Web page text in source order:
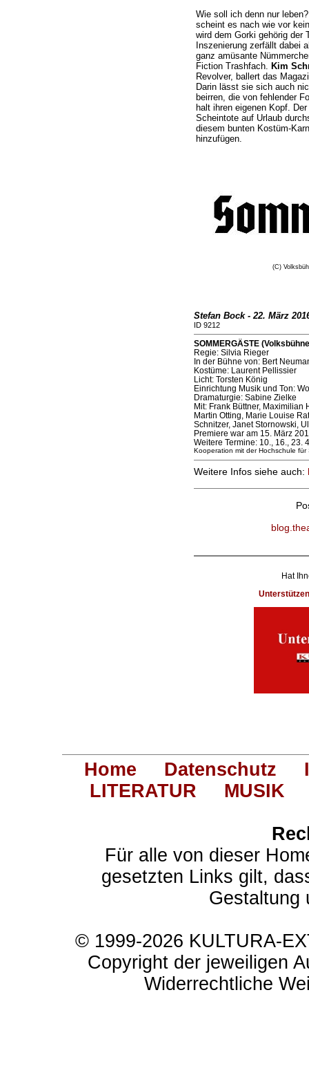
Wie soll ich denn nur
scheint es nach wie vor
wird dem Gorki gehörig der
Inszenierung zerfällt dabei
ganz amüsante
Fiction Trashfach. Kim
Revolver, ballert das
Darin lässt sie sich auch
beirren, die von fehlender
halt ihren eigenen Kopf.
Scheintote auf Urlaub
diesem bunten Kostüm-
hinzufügen.
(C)
Stefan Bock - 22. März
ID 9212
SOMMERGÄSTE
Regie: Silvia Rieger
In der Bühne von: Bert
Kostüme: Laurent Pellissier
Licht: Torsten König
Einrichtung Musik und Ton:
Dramaturgie: Sabine Zielke
Mit: Frank Büttner,
Martin Otting, Marie Louise
Schnitzer, Janet Stornowski,
Premiere war am 15. März
Weitere Termine: 10., 16., 23.
Kooperation mit der Hochschule
Weitere Infos siehe auch:
Hat
Home Datenschutz
LITERATUR
MUSIK
Für alle von dieser
gesetzten Links gilt,
Gestaltung
© 1999-2026 KULTURA-
Copyright der jeweiligen
Widerrechtliche